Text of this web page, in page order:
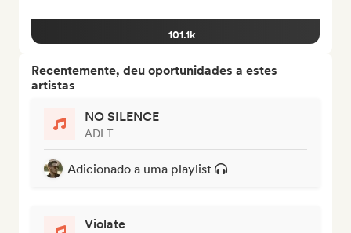
101.1k
Recentemente, deu oportunidades a estes
artistas
NO SILENCE
ADI T
Adicionado a uma playlist
Violate